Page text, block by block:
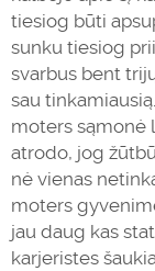
tiesiog būti
sunku tiesiog
svarbus bent
sau
moters sąmonė
atrodo, jog
nė vienas
moters
jau daug kas
karjeristes